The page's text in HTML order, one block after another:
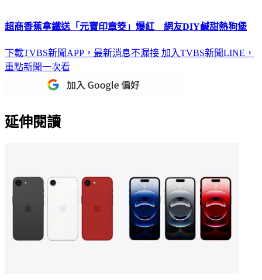
超商香蕉拿鐵送「元寶印章筊」爆紅 網友DIY鹹甜熱狗堡
下載TVBS新聞APP，最新消息不漏接 加入TVBS新聞LINE，
重點新聞一次看
延伸閱讀